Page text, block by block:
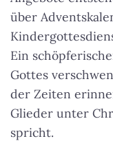
über
Ein
Gottes
der Zeiten
Glieder unter
spricht.